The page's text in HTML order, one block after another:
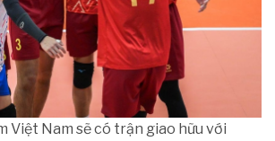
Việt Nam sẽ có trận giao hữu với